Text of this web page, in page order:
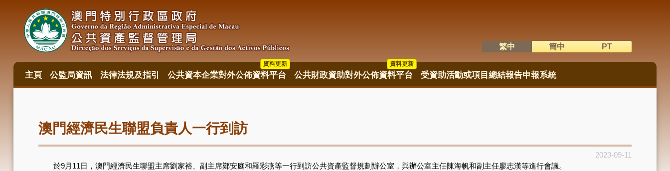
語系切換
繁中 簡中 PT
目
主頁 公監局資訊 法律法規及指引 公共資本企業對外公佈資料平台
資料更新
公共財政資助對外公佈資料平台
資料更新
資料更新
受資助活動或項目總結報告申報系統
澳門經濟民生聯盟負責人一行到訪
2023-09-11
於9月11日，澳門經濟民生聯盟主席劉家裕、副主席鄭安庭和羅彩燕等一行到訪公共資產監督規劃辦公室，與辦公室主任陳海帆和副主任廖志漢等進行會議。